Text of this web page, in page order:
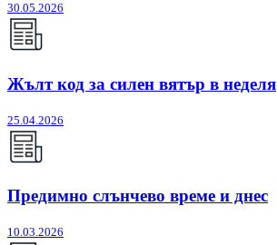
30.05.2026
Жълт код за силен вятър в неделя
25.04.2026
Предимно слънчево време и днес
10.03.2026